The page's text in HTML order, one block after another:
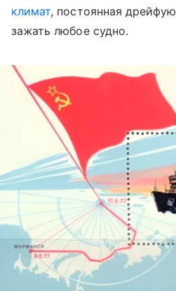
климат, постоянная
зажать любое судно.